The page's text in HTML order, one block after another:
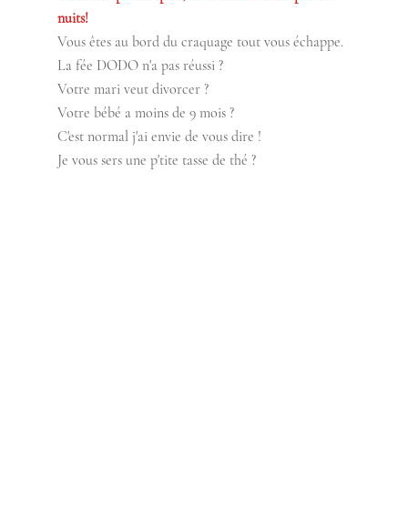
nuits!
Vous êtes au bord du craquage tout vous échappe.
La fée DODO n'a pas réussi ?
Votre mari veut divorcer ?
Votre bébé a moins de 9 mois ?
C'est normal j'ai envie de vous dire !
Je vous sers une p'tite tasse de thé ?